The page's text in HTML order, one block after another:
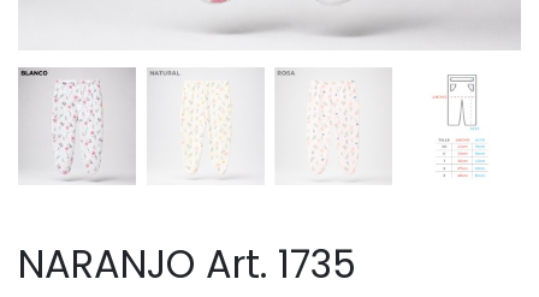
NARANJO Art. 1735